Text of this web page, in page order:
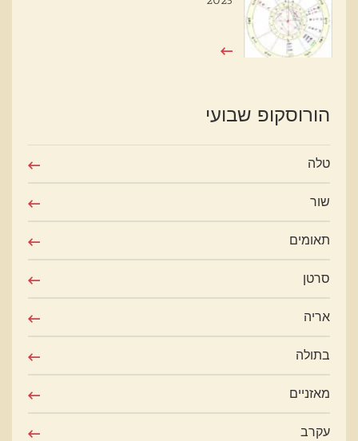
הורוסקופ שבועי
טלה
שור
תאומים
סרטן
אריה
בתולה
מאזניים
עקרב